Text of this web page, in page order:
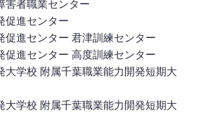
害者職業センター
促進センター
促進センター 君津訓練センター
促進センター 高度訓練センター
大学校 附属千葉職業能力開発短期大
大学校 附属千葉職業能力開発短期大